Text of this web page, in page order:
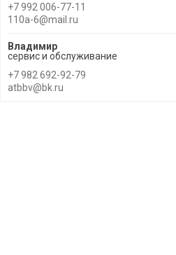
+7 992 006-77-11
110a-6@mail.ru
Владимир
сервис и обслуживание
+7 982 692-92-79
atbbv@bk.ru